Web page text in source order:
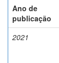
Ano de
publicação
2021